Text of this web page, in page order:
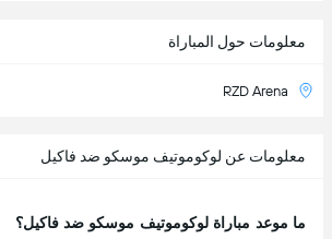
معلومات حول المباراة
RZD Arena
معلومات عن لوكوموتيف موسكو ضد فاكيل
ما موعد مباراة لوكوموتيف موسكو ضد فاكيل؟